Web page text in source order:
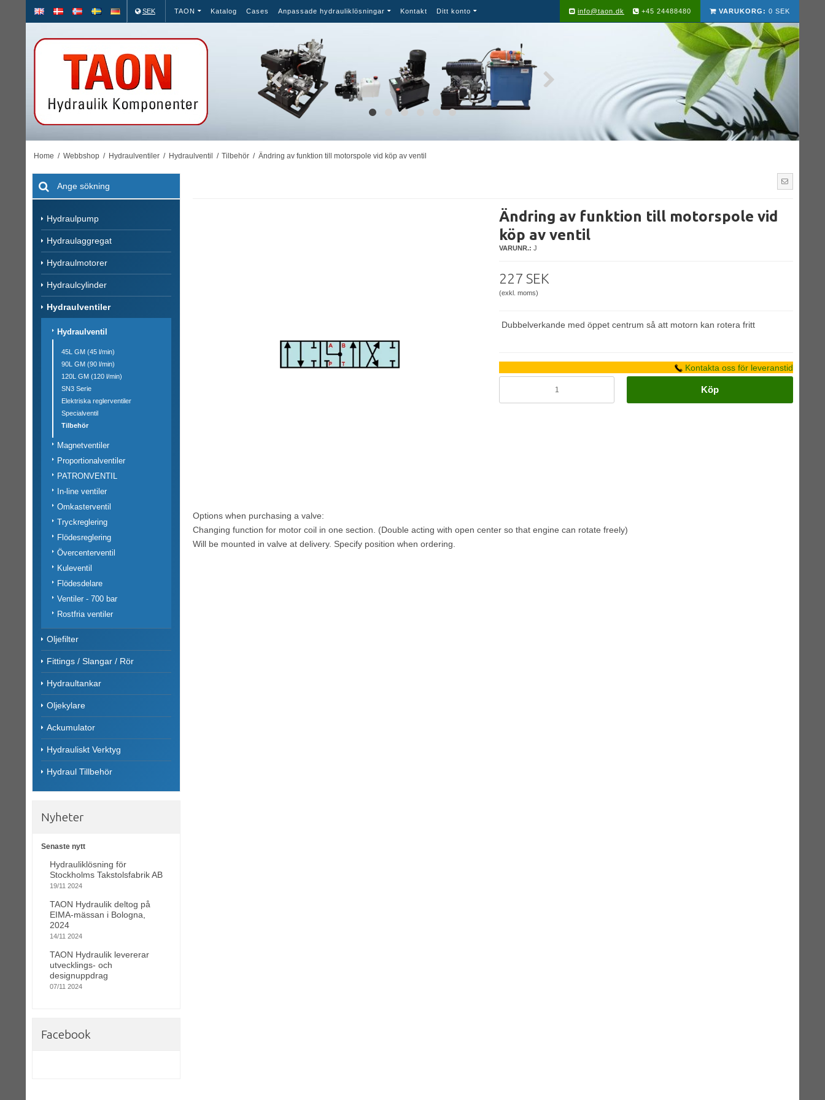
SEK TAON Katalog Cases Anpassade hydrauliklösningar Kontakt Ditt konto VARUKORG: 0 SEK
info@taon.dk +45 24488480
Home / Webbshop / Hydraulventiler / Hydraulventil / Tilbehör / Ändring av funktion till motorspole vid köp av ventil
Hydraulpump
Hydraulaggregat
Hydraulmotorer
Hydraulcylinder
Hydraulventiler
Hydraulventil
45L GM (45 l/min)
90L GM (90 l/min)
120L GM (120 l/min)
SN3 Serie
Elektriska reglerventiler
Specialventil
Tilbehör
Magnetventiler
Proportionalventiler
PATRONVENTIL
In-line ventiler
Omkasterventil
Tryckreglering
Flödesreglering
Övercenterventil
Kuleventil
Flödesdelare
Ventiler - 700 bar
Rostfria ventiler
Oljefilter
Fittings / Slangar / Rör
Hydraultankar
Oljekylare
Ackumulator
Hydrauliskt Verktyg
Hydraul Tillbehör
Nyheter
Senaste nytt
Hydrauliklösning för
Stockholms Takstolsfabrik AB
19/11 2024
TAON Hydraulik deltog på
EIMA-mässan i Bologna,
2024
14/11 2024
TAON Hydraulik levererar
utvecklings- och
designuppdrag
07/11 2024
Facebook
Ändring av funktion till motorspole vid
köp av ventil
VARUNR.: J
227 SEK
(exkl. moms)
Dubbelverkande med öppet centrum så att motorn kan rotera fritt
Kontakta oss för leveranstid
Köp
Options when purchasing a valve:
Changing function for motor coil in one section. (Double acting with open center so that engine can rotate freely)
Will be mounted in valve at delivery. Specify position when ordering.